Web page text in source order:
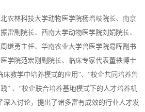
农林科技大学动物医学院杨增岐院长、南京
雷副院长、西南大学动物医学院刘娟院长、
继勇主任、华南农业大学兽医学院易晖副书
学院范宏刚副院长、临床专家代表董轶博士
床教学中培养模式的应用”、“校企共同培养兽
” 、“校企联合培养基地模式下的人才培养机
深入讨论，提出了诸多富有成效的行业人才发